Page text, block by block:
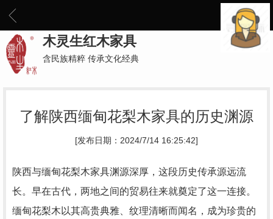
木灵生红木家具
含民族精粹 传承文化经典
了解陕西缅甸花梨木家具的历史渊源
[发布日期：2024/7/14 16:25:42]
陕西与缅甸花梨木家具渊源深厚，这段历史传承源远流
长。早在古代，两地之间的贸易往来就奠定了这一连接。
缅甸花梨木以其高贵典雅、纹理清晰而闻名，成为珍贵的